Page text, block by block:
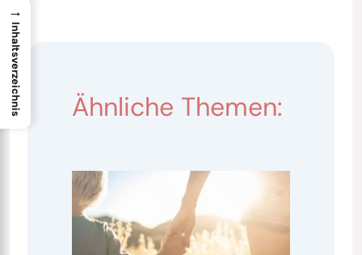
Ähnliche Themen:
→
Inhaltsverzeichnis